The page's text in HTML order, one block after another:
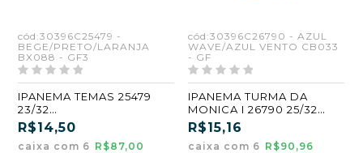
cód:30396C25479 -
BEGE/PRETO/LARANJA
BX088 - GF3
IPANEMA TEMAS 25479
23/32
BEGE/PRETO/LARANJA
(BX088) (GF3) (CX6)
R$14,50
caixa com 6 R$87,00
cód:30396C26790 - AZUL
WAVE/AZUL VENTO CB033
- GF
IPANEMA TURMA DA
MONICA I 26790 25/32
AZUL WAVE/AZUL VENTO
(CB033) (GF) (CX6)
R$15,16
caixa com 6 R$90,96